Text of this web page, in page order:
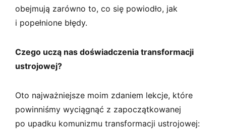
obejmują zarówno to, co się powiodło, jak
i popełnione błędy.
Czego uczą nas doświadczenia transformacji
ustrojowej?
Oto najważniejsze moim zdaniem lekcje, które
powinniśmy wyciągnąć z zapoczątkowanej
po upadku komunizmu transformacji ustrojowej: